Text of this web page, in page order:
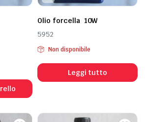
Olio forcella 10W
5952
Non disponibile
Leggi tutto